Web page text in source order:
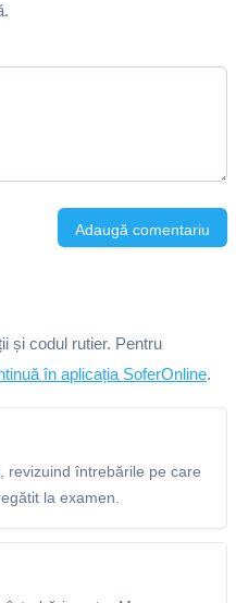
Adaugă comentariu
și codul rutier. Pentru
în aplicația SoferOnline.
revizuind întrebările pe care
la examen.